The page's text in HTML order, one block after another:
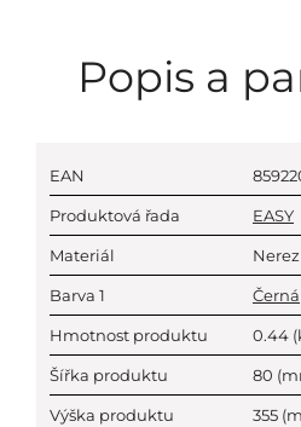
Popis a
EAN
Produktová řada EASY
Materiál Nerez
Barva 1 Černá
Hmotnost produktu 0.44
Šířka produktu 80
Výška produktu 355